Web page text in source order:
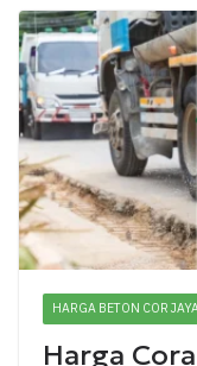
HARGA BETON COR
Harga